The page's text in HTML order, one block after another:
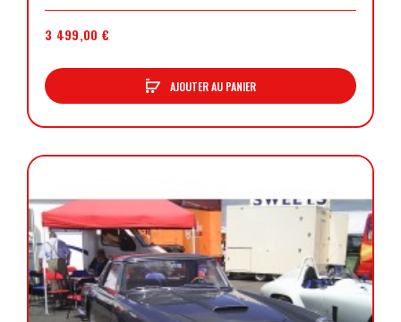
3 499,00 €
AJOUTER AU PANIER